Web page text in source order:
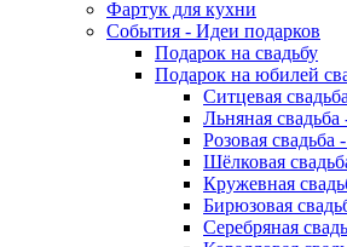
Фартук для кухни
События - Идеи подарков
Подарок на свадьбу
Подарок на юбилей
Ситцевая
Льняная свадьба
Розовая свадьба
Шёлковая
Кружевная
Бирюзовая
Серебряная